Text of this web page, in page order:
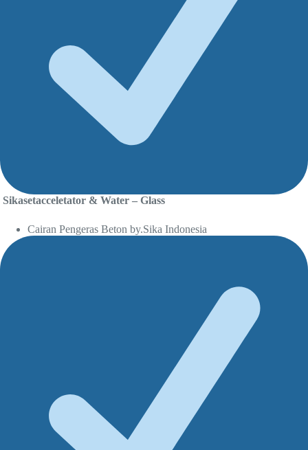
Sikasetacceletator & Water – Glass
Cairan Pengeras Beton by.Sika Indonesia